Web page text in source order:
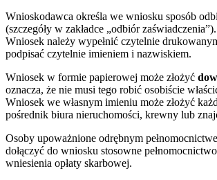
Wnioskodawca określa we wniosku sposób
(szczegóły w zakładce „odbiór zaświadczenia”).
Wniosek należy wypełnić czytelnie
podpisać czytelnie imieniem i nazwiskiem.
Wniosek w formie papierowej może złożyć
oznacza, że nie musi tego robić osobiście
Wniosek we własnym imieniu może złożyć
pośrednik biura nieruchomości, krewny lub
Osoby upoważnione odrębnym
dołączyć do wniosku stosowne
wniesienia opłaty skarbowej.